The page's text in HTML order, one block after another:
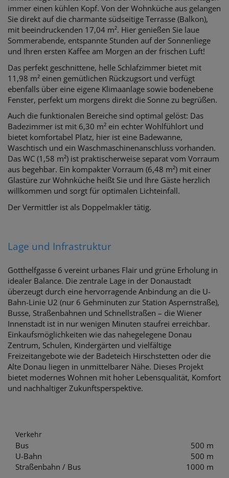
immer einen kühlen Kopf. Von der Wohnküche aus gelangen
Sie direkt auf die charmante südseitige Terrasse (Balkon),
mit beeindruckenden 17,04 m². Hier genießen Sie laue
Sommerabende, entspannte Stunden auf der Sonnenliege
und Ihren ersten Kaffee am Morgen an der frischen Luft!
Das perfekt geschnittene, helle Schlafzimmer bietet mit
11,98 m² einen gemütlichen Rückzugsort und verfügt
ebenfalls über eine eigene Klimaanlage sowie bodenebene
Fenster, perfekt um morgens direkt die Sonne zu begrüßen.
Auch die funktionalen Bereiche sind optimal gelöst: Das
Badezimmer ist mit 6,30 m² ein echter Wohlfühlort und
bietet komfortabel Platz, hier ist eine Badewanne,
Waschtisch und ein Waschmaschinenanschluss vorhanden.
Das WC (1,58 m²) ist praktischerweise separat vom Vorraum
aus begehbar. Ein kompakter Vorraum (6,48 m²) mit einer
Glastüre zur Wohnküche heißt Sie und Ihre Gäste herzlich
willkommen und sorgt für optimalen Lichteinfall.
Der Vermittler ist als Doppelmakler tätig.
Lage und Infrastruktur
Gotthelfgasse 6 vereint urbanes Flair und grüne Erholung in
idealer Balance. Die zentrale Lage in der Donaustadt
überzeugt durch eine hervorragende Anbindung an die U-
Bahn-Linie U2 (nur 6 Gehminuten zur Station Aspernstraße),
Busse, Straßenbahnen und Schnellstraßen – die Wiener
Innenstadt ist in nur wenigen Minuten staufrei erreichbar.
Einkaufsmöglichkeiten wie das nahegelegene Donau
Zentrum, Schulen, Kindergärten und vielfältige
Freizeitangebote wie der Badeteich Hirschstetten oder die
Alte Donau liegen in unmittelbarer Nähe. Dieses Projekt
bietet modernes Wohnen mit hoher Lebensqualität, Komfort
und nachhaltiger Zukunftsperspektive.
Verkehr
Bus
500 m
U-Bahn
500 m
Straßenbahn / Bus
1000 m